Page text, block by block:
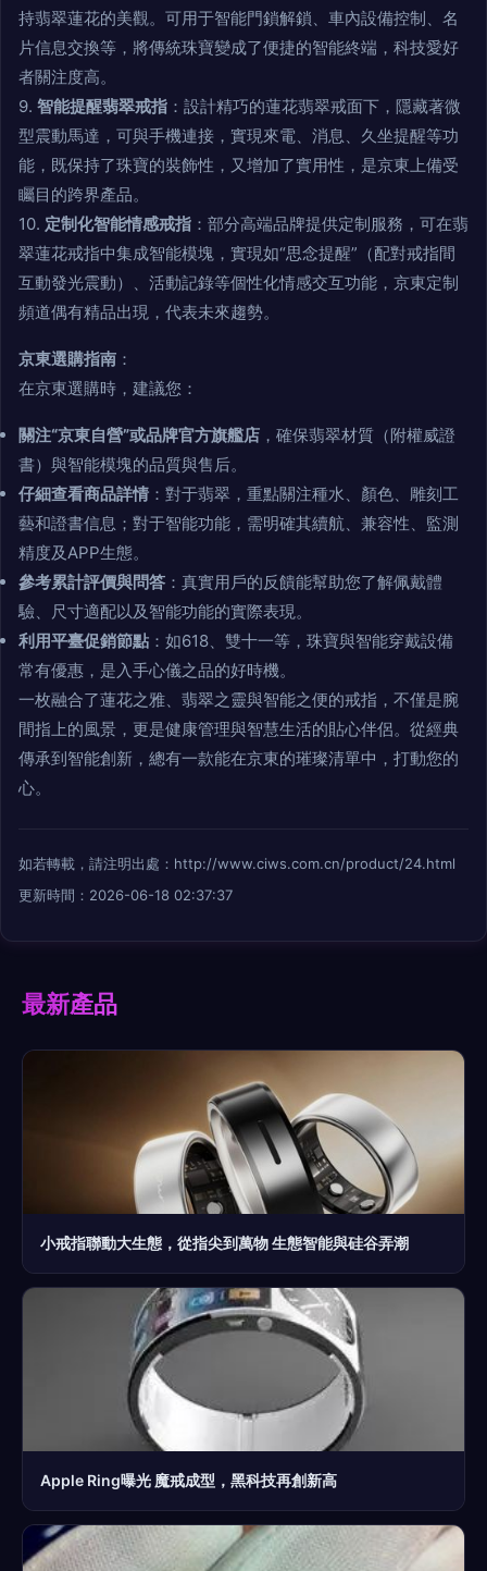
持翡翠蓮花的美觀。可用于智能門鎖解鎖、車內設備控制、名
片信息交換等，將傳統珠寶變成了便捷的智能終端，科技愛好
者關注度高。
9. 智能提醒翡翠戒指 ：設計精巧的蓮花翡翠戒面下，隱藏著微
型震動馬達，可與手機連接，實現來電、消息、久坐提醒等功
能，既保持了珠寶的裝飾性，又增加了實用性，是京東上備受
矚目的跨界產品。
10. 定制化智能情感戒指 ：部分高端品牌提供定制服務，可在翡
翠蓮花戒指中集成智能模塊，實現如“思念提醒”（配對戒指間
互動發光震動）、活動記錄等個性化情感交互功能，京東定制
頻道偶有精品出現，代表未來趨勢。
京東選購指南 ：
在京東選購時，建議您：
關注“京東自營”或品牌官方旗艦店 ，確保翡翠材質（附權威證
書）與智能模塊的品質與售后。
仔細查看商品詳情 ：對于翡翠，重點關注種水、顏色、雕刻工
藝和證書信息；對于智能功能，需明確其續航、兼容性、監測
精度及APP生態。
參考累計評價與問答 ：真實用戶的反饋能幫助您了解佩戴體
驗、尺寸適配以及智能功能的實際表現。
利用平臺促銷節點 ：如618、雙十一等，珠寶與智能穿戴設備
常有優惠，是入手心儀之品的好時機。
一枚融合了蓮花之雅、翡翠之靈與智能之便的戒指，不僅是腕
間指上的風景，更是健康管理與智慧生活的貼心伴侶。從經典
傳承到智能創新，總有一款能在京東的璀璨清單中，打動您的
心。
如若轉載，請注明出處：http://www.ciws.com.cn/product/24.html
更新時間：2026-06-18 02:37:37
最新產品
小戒指聯動大生態，從指尖到萬物 生態智能與硅谷弄潮
Apple Ring曝光 魔戒成型，黑科技再創新高